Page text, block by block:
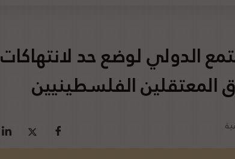
الدولي لوضع حد لانتهاكات
المعتقلين الفلسطينيين